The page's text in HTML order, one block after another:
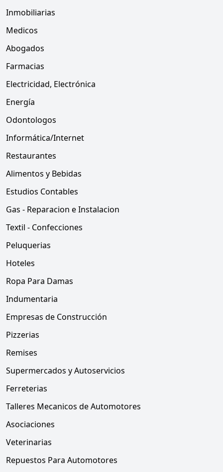
Inmobiliarias
Medicos
Abogados
Farmacias
Electricidad, Electrónica
Energía
Odontologos
Informática/Internet
Restaurantes
Alimentos y Bebidas
Estudios Contables
Gas - Reparacion e Instalacion
Textil - Confecciones
Peluquerias
Hoteles
Ropa Para Damas
Indumentaria
Empresas de Construcción
Pizzerias
Remises
Supermercados y Autoservicios
Ferreterias
Talleres Mecanicos de Automotores
Asociaciones
Veterinarias
Repuestos Para Automotores